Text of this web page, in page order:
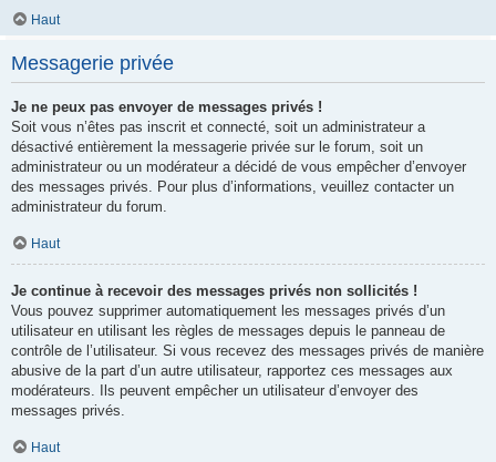
Haut
Messagerie privée
Je ne peux pas envoyer de messages privés !
Soit vous n’êtes pas inscrit et connecté, soit un administrateur a
désactivé entièrement la messagerie privée sur le forum, soit un
administrateur ou un modérateur a décidé de vous empêcher d’envoyer
des messages privés. Pour plus d’informations, veuillez contacter un
administrateur du forum.
Haut
Je continue à recevoir des messages privés non sollicités !
Vous pouvez supprimer automatiquement les messages privés d’un
utilisateur en utilisant les règles de messages depuis le panneau de
contrôle de l’utilisateur. Si vous recevez des messages privés de manière
abusive de la part d’un autre utilisateur, rapportez ces messages aux
modérateurs. Ils peuvent empêcher un utilisateur d’envoyer des
messages privés.
Haut